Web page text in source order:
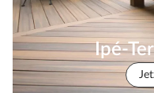
Ipé-